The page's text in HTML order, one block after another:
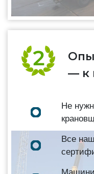
— к
Не
Все